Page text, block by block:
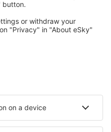
zařízení: hotelů,
uživateli eSky
Hotely v Palermu